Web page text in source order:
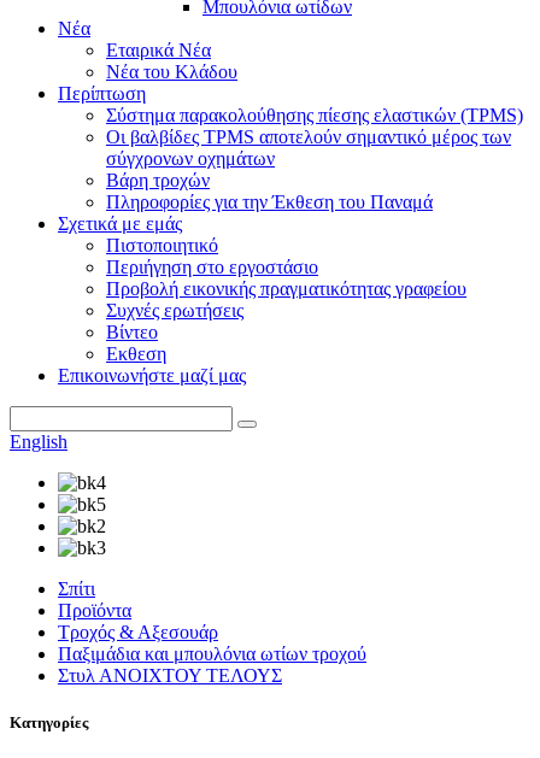
Μπουλόνια ωτίδων
Νέα
Εταιρικά Νέα
Νέα του Κλάδου
Περίπτωση
Σύστημα παρακολούθησης πίεσης ελαστικών (TPMS)
Οι βαλβίδες TPMS αποτελούν σημαντικό μέρος των
σύγχρονων οχημάτων
Βάρη τροχών
Πληροφορίες για την Έκθεση του Παναμά
Σχετικά με εμάς
Πιστοποιητικό
Περιήγηση στο εργοστάσιο
Προβολή εικονικής πραγματικότητας γραφείου
Συχνές ερωτήσεις
Βίντεο
Εκθεση
Επικοινωνήστε μαζί μας
English
Σπίτι
Προϊόντα
Τροχός & Αξεσουάρ
Παξιμάδια και μπουλόνια ωτίων τροχού
Στυλ ΑΝΟΙΧΤΟΥ ΤΕΛΟΥΣ
Κατηγορίες